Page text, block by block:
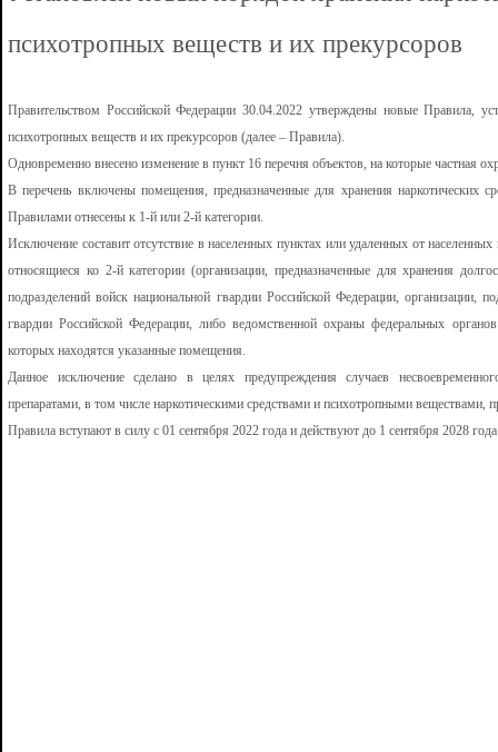
психотропных веществ и их прекурсоров
Правительством Российской Федерации 30.04.2022 утверждены новые Правила,
психотропных веществ и их прекурсоров (далее – Правила).
Одновременно внесено изменение в пункт 16 перечня объектов, на которые частная
В перечень включены помещения, предназначенные для хранения наркотических
Правилами отнесены к 1-й или 2-й категории.
Исключение составит отсутствие в населенных пунктах или удаленных от
относящиеся ко 2-й категории (организации, предназначенные для хранения
подразделений войск национальной гвардии Российской Федерации, организации,
гвардии Российской Федерации, либо ведомственной охраны федеральных
которых находятся указанные помещения.
Данное исключение сделано в целях предупреждения случаев
препаратами, в том числе наркотическими средствами и психотропными веществами,
Правила вступают в силу с 01 сентября 2022 года и действуют до 1 сентября 2028